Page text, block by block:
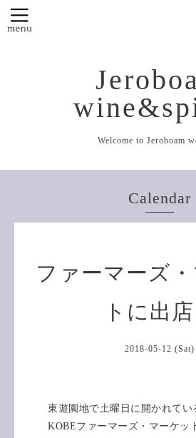
Welcome to Jeroboam
Calendar
ファーマーズ
トに出店
2018-05-12 (Sat)
東遊園地で土曜日に開かれてい
KOBEファーマーズ・マーケッ